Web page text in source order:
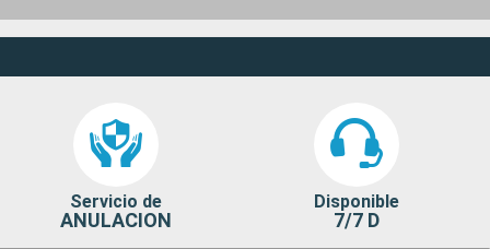
Servicio de
ANULACION
Disponible
7/7 D